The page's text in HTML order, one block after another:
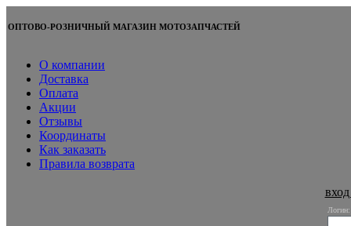
ОПТОВО-РОЗНИЧНЫЙ МАГАЗИН МОТОЗАПЧАСТЕЙ
О компании
Доставка
Оплата
Акции
Отзывы
Координаты
Как заказать
Правила возврата
Логин: